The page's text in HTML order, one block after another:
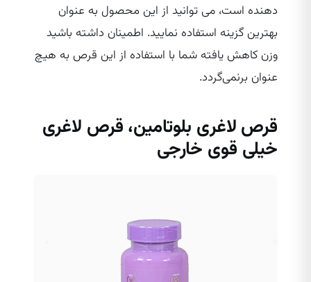
دهنده است، می‌ توانید از این محصول به عنوان
بهترین گزینه استفاده نمایید. اطمینان داشته باشید
وزن کاهش یافته شما با استفاده از این قرص به هیچ
عنوان برنمی‌گردد.
قرص لاغری بلوتامین، قرص لاغری
خیلی قوی خارجی